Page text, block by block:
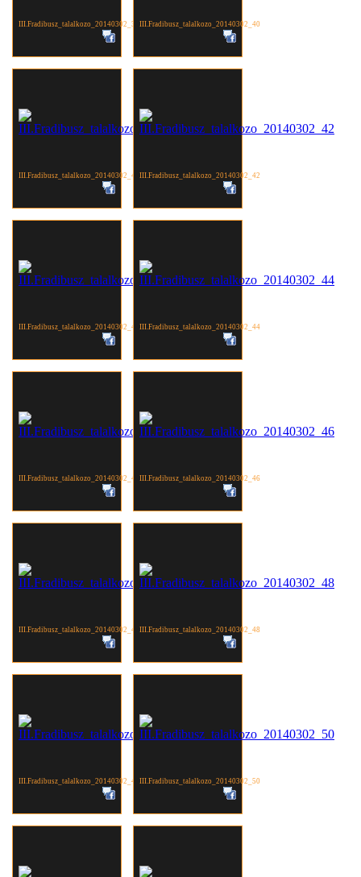
III.Fradibusz_talalkozo_20140302_39 III.Fradibusz_talalkozo_20140302_40
III.Fradibusz_talalkozo_20140302_41 III.Fradibusz_talalkozo_20140302_42
III.Fradibusz_talalkozo_20140302_43 III.Fradibusz_talalkozo_20140302_44
III.Fradibusz_talalkozo_20140302_45 III.Fradibusz_talalkozo_20140302_46
III.Fradibusz_talalkozo_20140302_47 III.Fradibusz_talalkozo_20140302_48
III.Fradibusz_talalkozo_20140302_49 III.Fradibusz_talalkozo_20140302_50